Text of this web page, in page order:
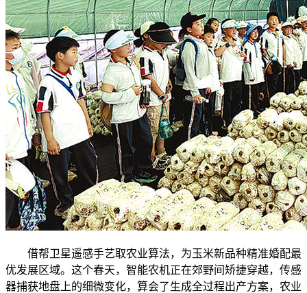
借帮卫星遥感手艺取农业算法，为玉米新品种精准婚配最
优发展区域。这个春天，智能农机正在郊野间矫捷穿越，传感
器捕获地盘上的细微变化，算会了生成全过程出产方案，农业